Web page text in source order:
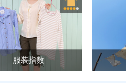
服装指数